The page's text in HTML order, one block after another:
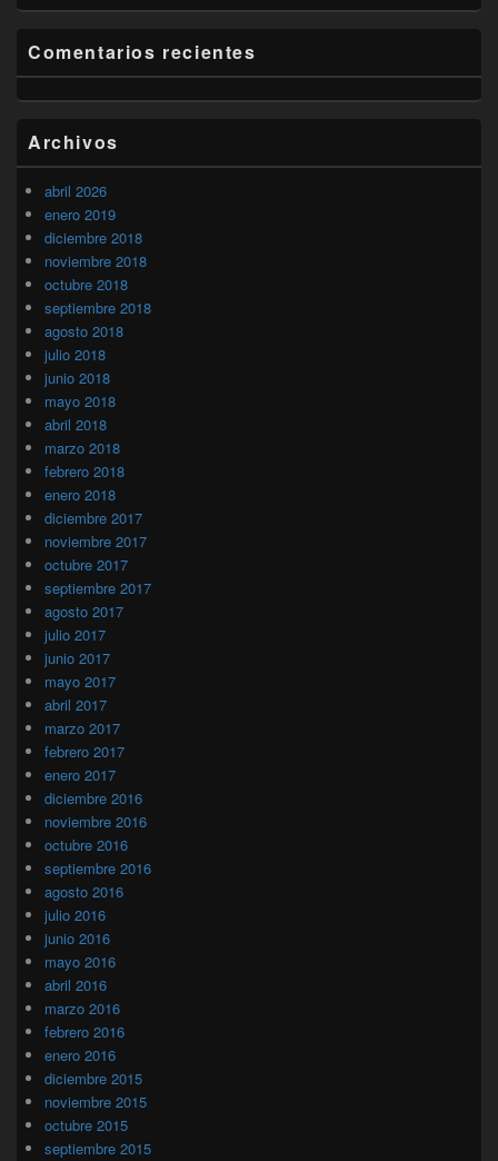
Comentarios recientes
Archivos
abril 2026
enero 2019
diciembre 2018
noviembre 2018
octubre 2018
septiembre 2018
agosto 2018
julio 2018
junio 2018
mayo 2018
abril 2018
marzo 2018
febrero 2018
enero 2018
diciembre 2017
noviembre 2017
octubre 2017
septiembre 2017
agosto 2017
julio 2017
junio 2017
mayo 2017
abril 2017
marzo 2017
febrero 2017
enero 2017
diciembre 2016
noviembre 2016
octubre 2016
septiembre 2016
agosto 2016
julio 2016
junio 2016
mayo 2016
abril 2016
marzo 2016
febrero 2016
enero 2016
diciembre 2015
noviembre 2015
octubre 2015
septiembre 2015